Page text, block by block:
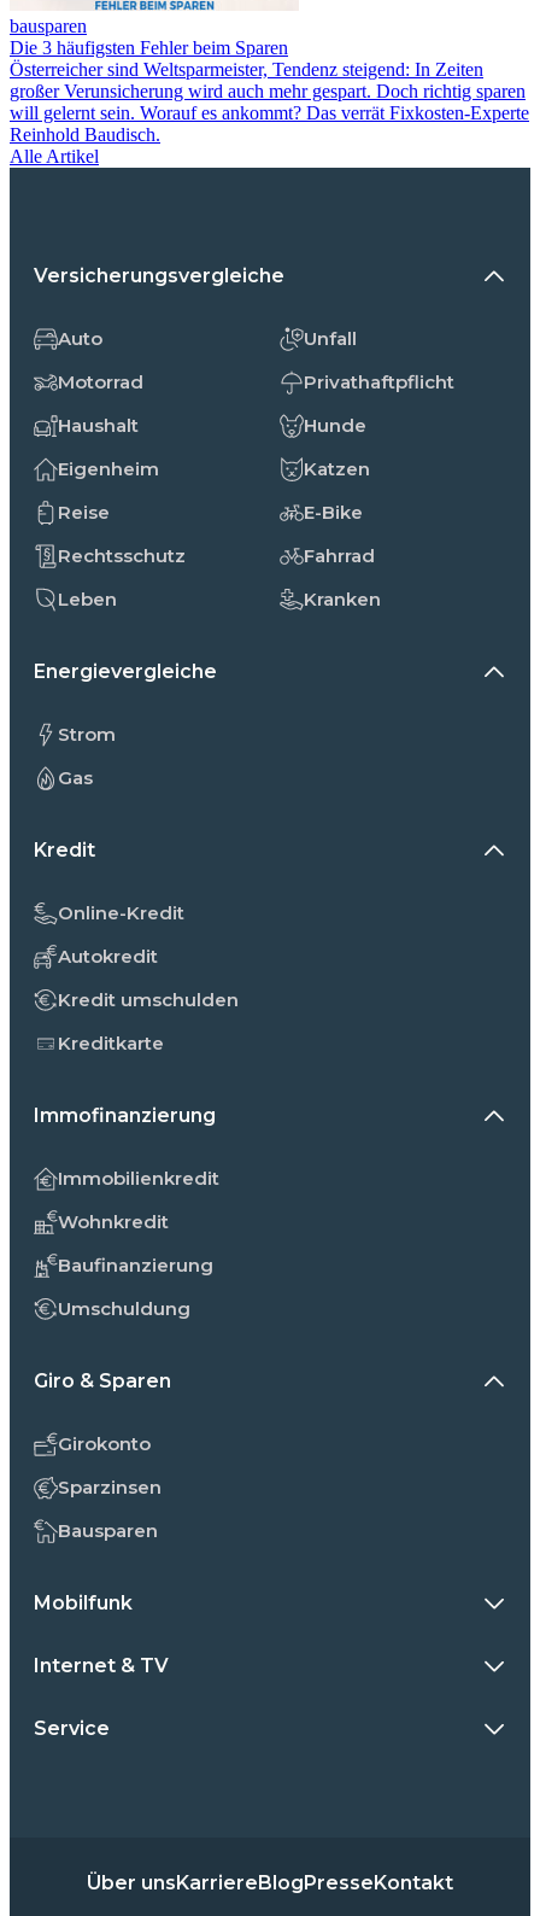
bausparen
Die 3 häufigsten Fehler beim Sparen
Österreicher sind Weltsparmeister, Tendenz steigend: In Zeiten
großer Verunsicherung wird auch mehr gespart. Doch richtig sparen
will gelernt sein. Worauf es ankommt? Das verrät Fixkosten-Experte
Reinhold Baudisch.
Alle Artikel
Versicherungsvergleiche
Auto
Motorrad
Haushalt
Eigenheim
Reise
Rechtsschutz
Leben
Unfall
Privathaftpflicht
Hunde
Katzen
E-Bike
Fahrrad
Kranken
Energievergleiche
Strom
Gas
Kredit
Online-Kredit
Autokredit
Kredit umschulden
Kreditkarte
Immofinanzierung
Immobilienkredit
Wohnkredit
Baufinanzierung
Umschuldung
Giro & Sparen
Girokonto
Sparzinsen
Bausparen
Mobilfunk
Internet & TV
Service
Über unsKarriereBlogPresseKontakt